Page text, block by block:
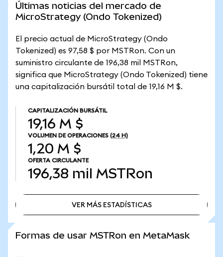
Últimas noticias del mercado de
MicroStrategy (Ondo Tokenized)
El precio actual de MicroStrategy (Ondo
Tokenized) es 97,58 $ por MSTRon. Con un
suministro circulante de 196,38 mil MSTRon,
significa que MicroStrategy (Ondo Tokenized) tiene
una capitalización bursátil total de 19,16 M $.
CAPITALIZACIÓN BURSÁTIL
19,16 M $
VOLUMEN DE OPERACIONES (24 H)
1,20 M $
OFERTA CIRCULANTE
196,38 mil MSTRon
VER MÁS ESTADÍSTICAS
Formas de usar MSTRon en MetaMask